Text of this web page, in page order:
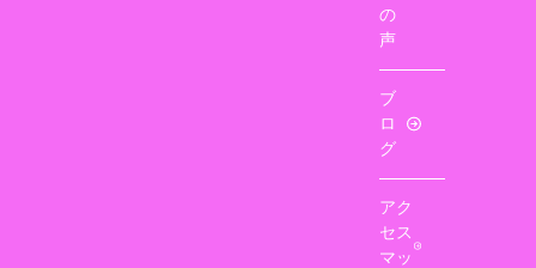
の
声
ブ
ロ
グ
アク
セス
マッ